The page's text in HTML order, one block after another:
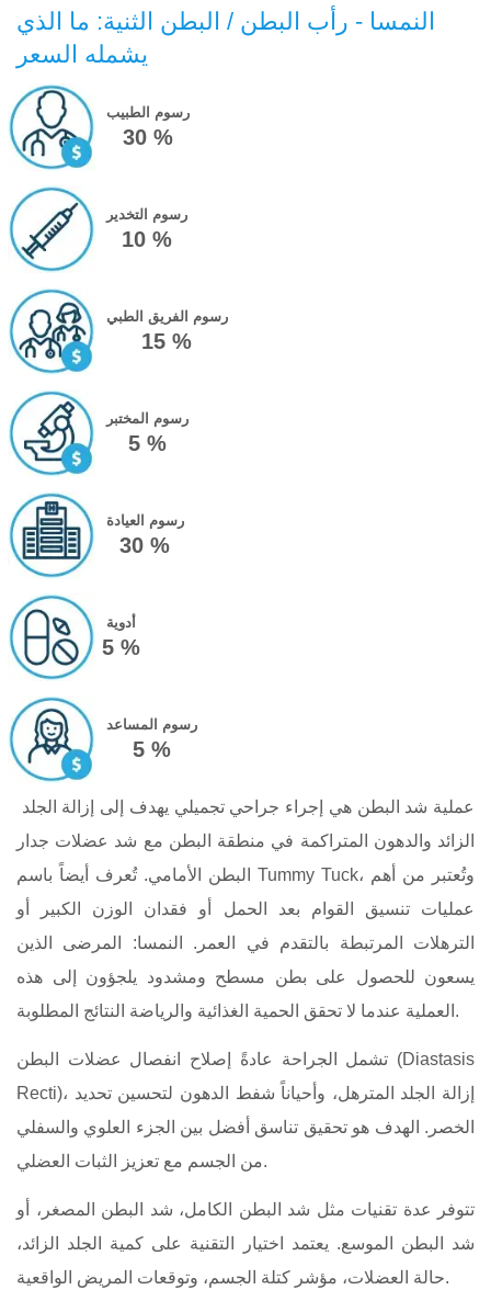
النمسا - رأب البطن / البطن الثنية: ما الذي
يشمله السعر
رسوم الطبيب
30 %
رسوم التخدير
10 %
رسوم الفريق الطبي
15 %
رسوم المختبر
5 %
رسوم العيادة
30 %
أدوية
5 %
رسوم المساعد
5 %
عملية شد البطن هي إجراء جراحي تجميلي يهدف إلى إزالة الجلد
الزائد والدهون المتراكمة في منطقة البطن مع شد عضلات جدار
البطن الأمامي. تُعرف أيضاً باسم Tummy Tuck، وتُعتبر من أهم
عمليات تنسيق القوام بعد الحمل أو فقدان الوزن الكبير أو
الترهلات المرتبطة بالتقدم في العمر. النمسا: المرضى الذين
يسعون للحصول على بطن مسطح ومشدود يلجؤون إلى هذه
العملية عندما لا تحقق الحمية الغذائية والرياضة النتائج المطلوبة.
تشمل الجراحة عادةً إصلاح انفصال عضلات البطن (Diastasis
Recti)، إزالة الجلد المترهل، وأحياناً شفط الدهون لتحسين تحديد
الخصر. الهدف هو تحقيق تناسق أفضل بين الجزء العلوي والسفلي
من الجسم مع تعزيز الثبات العضلي.
تتوفر عدة تقنيات مثل شد البطن الكامل، شد البطن المصغر، أو
شد البطن الموسع. يعتمد اختيار التقنية على كمية الجلد الزائد،
حالة العضلات، مؤشر كتلة الجسم، وتوقعات المريض الواقعية.